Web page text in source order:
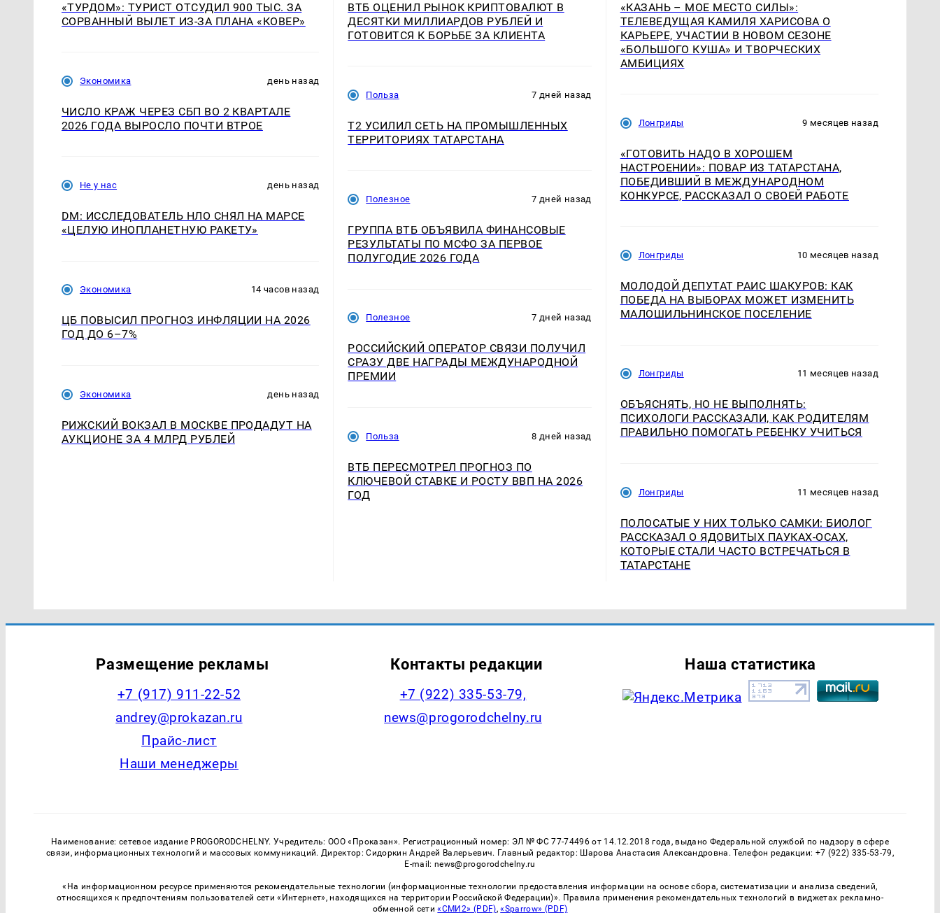
«ТУРДОМ»: ТУРИСТ ОТСУДИЛ 900 ТЫС. ЗА
СОРВАННЫЙ ВЫЛЕТ ИЗ-ЗА ПЛАНА «КОВЕР»
Экономика день назад
ЧИСЛО КРАЖ ЧЕРЕЗ СБП ВО 2 КВАРТАЛЕ
2026 ГОДА ВЫРОСЛО ПОЧТИ ВТРОЕ
Не у нас день назад
DM: ИССЛЕДОВАТЕЛЬ НЛО СНЯЛ НА МАРСЕ
«ЦЕЛУЮ ИНОПЛАНЕТНУЮ РАКЕТУ»
Экономика 14 часов назад
ЦБ ПОВЫСИЛ ПРОГНОЗ ИНФЛЯЦИИ НА 2026
ГОД ДО 6–7%
Экономика день назад
РИЖСКИЙ ВОКЗАЛ В МОСКВЕ ПРОДАДУТ НА
АУКЦИОНЕ ЗА 4 МЛРД РУБЛЕЙ
ВТБ ОЦЕНИЛ РЫНОК КРИПТОВАЛЮТ В
ДЕСЯТКИ МИЛЛИАРДОВ РУБЛЕЙ И
ГОТОВИТСЯ К БОРЬБЕ ЗА КЛИЕНТА
Польза 7 дней назад
Т2 УСИЛИЛ СЕТЬ НА ПРОМЫШЛЕННЫХ
ТЕРРИТОРИЯХ ТАТАРСТАНА
Полезное 7 дней назад
ГРУППА ВТБ ОБЪЯВИЛА ФИНАНСОВЫЕ
РЕЗУЛЬТАТЫ ПО МСФО ЗА ПЕРВОЕ
ПОЛУГОДИЕ 2026 ГОДА
Полезное 7 дней назад
РОССИЙСКИЙ ОПЕРАТОР СВЯЗИ ПОЛУЧИЛ
СРАЗУ ДВЕ НАГРАДЫ МЕЖДУНАРОДНОЙ
ПРЕМИИ
Польза 8 дней назад
ВТБ ПЕРЕСМОТРЕЛ ПРОГНОЗ ПО
КЛЮЧЕВОЙ СТАВКЕ И РОСТУ ВВП НА 2026
ГОД
«КАЗАНЬ – МОЕ МЕСТО СИЛЫ»:
ТЕЛЕВЕДУЩАЯ КАМИЛЯ ХАРИСОВА О
КАРЬЕРЕ, УЧАСТИИ В НОВОМ СЕЗОНЕ
«БОЛЬШОГО КУША» И ТВОРЧЕСКИХ
АМБИЦИЯХ
Лонгриды 9 месяцев назад
«ГОТОВИТЬ НАДО В ХОРОШЕМ
НАСТРОЕНИИ»: ПОВАР ИЗ ТАТАРСТАНА,
ПОБЕДИВШИЙ В МЕЖДУНАРОДНОМ
КОНКУРСЕ, РАССКАЗАЛ О СВОЕЙ РАБОТЕ
Лонгриды 10 месяцев назад
МОЛОДОЙ ДЕПУТАТ РАИС ШАКУРОВ: КАК
ПОБЕДА НА ВЫБОРАХ МОЖЕТ ИЗМЕНИТЬ
МАЛОШИЛЬНИНСКОЕ ПОСЕЛЕНИЕ
Лонгриды 11 месяцев назад
ОБЪЯСНЯТЬ, НО НЕ ВЫПОЛНЯТЬ:
ПСИХОЛОГИ РАССКАЗАЛИ, КАК РОДИТЕЛЯМ
ПРАВИЛЬНО ПОМОГАТЬ РЕБЕНКУ УЧИТЬСЯ
Лонгриды 11 месяцев назад
ПОЛОСАТЫЕ У НИХ ТОЛЬКО САМКИ: БИОЛОГ
РАССКАЗАЛ О ЯДОВИТЫХ ПАУКАХ-ОСАХ,
КОТОРЫЕ СТАЛИ ЧАСТО ВСТРЕЧАТЬСЯ В
ТАТАРСТАНЕ
Размещение рекламы
+7 (917) 911-22-52
andrey@prokazan.ru
Прайс-лист
Наши менеджеры
Контакты редакции
+7 (922) 335-53-79,
news@progorodchelny.ru
Наша статистика
Наименование: сетевое издание PROGORODCHELNY. Учредитель: ООО «Проказан». Регистрационный номер: ЭЛ № ФС 77-74496 от 14.12.2018 года, выдано Федеральной службой по надзору в сфере
связи, информационных технологий и массовых коммуникаций. Директор: Сидоркин Андрей Валерьевич. Главный редактор: Шарова Анастасия Александровна. Телефон редакции: +7 (922) 335-53-79,
E-mail: news@progorodchelny.ru
«На информационном ресурсе применяются рекомендательные технологии (информационные технологии предоставления информации на основе сбора, систематизации и анализа сведений,
относящихся к предпочтениям пользователей сети «Интернет», находящихся на территории Российской Федерации)». Правила применения рекомендательных технологий в виджетах рекламно-
обменной сети«СМИ2» (PDF),«Sparrow» (PDF)